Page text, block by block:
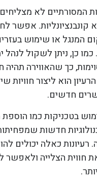
המסורתיים לא
קונבנציונליות. אפשר
המנגל או שימוש
כן, ניתן לשקול לנהל
כך שהאווירה תהיה
הוא ליצור חוויות
חדשים.
בטכניקות כמו הוספת
חדשות
רעיונות כאלה יכולים
הצלייה ולאפשר